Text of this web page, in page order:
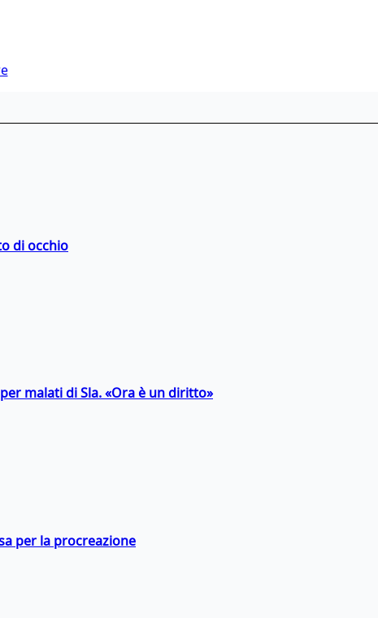
di occhio
malati di Sla. «Ora è un diritto»
per la procreazione